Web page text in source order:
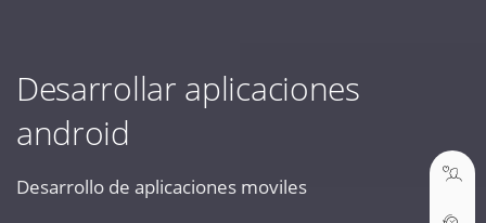
Desarrollar aplicaciones
android
Desarrollo de aplicaciones moviles
09:30 AM A 18:30 PM